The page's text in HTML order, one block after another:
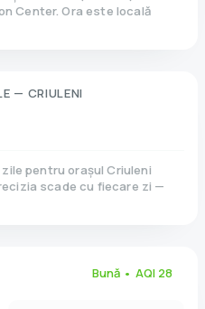
Center. Ora este locală
— CRIULENI
pentru orașul Criuleni
scade cu fiecare zi —
Bună • AQI 28